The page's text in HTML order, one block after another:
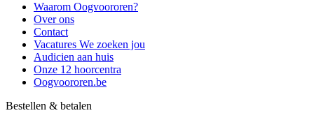
Waarom Oogvoororen?
Over ons
Contact
Vacatures We zoeken jou
Audicien aan huis
Onze 12 hoorcentra
Oogvoororen.be
Bestellen & betalen